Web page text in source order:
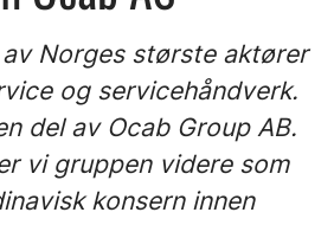
av Norges største aktører
og servicehåndverk.
del av Ocab Group AB.
vi gruppen videre som
konsern innen